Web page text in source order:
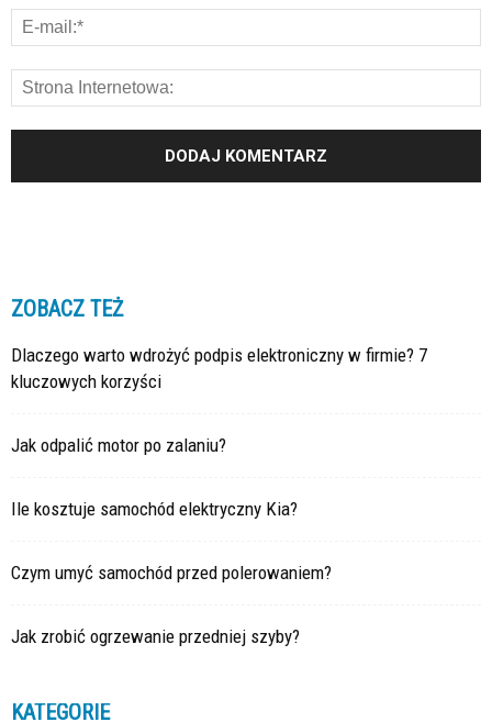
ZOBACZ TEŻ
Dlaczego warto wdrożyć podpis elektroniczny w firmie? 7
kluczowych korzyści
Jak odpalić motor po zalaniu?
Ile kosztuje samochód elektryczny Kia?
Czym umyć samochód przed polerowaniem?
Jak zrobić ogrzewanie przedniej szyby?
KATEGORIE